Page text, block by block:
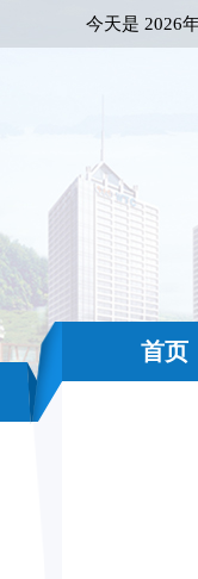
今天是 2026
首页